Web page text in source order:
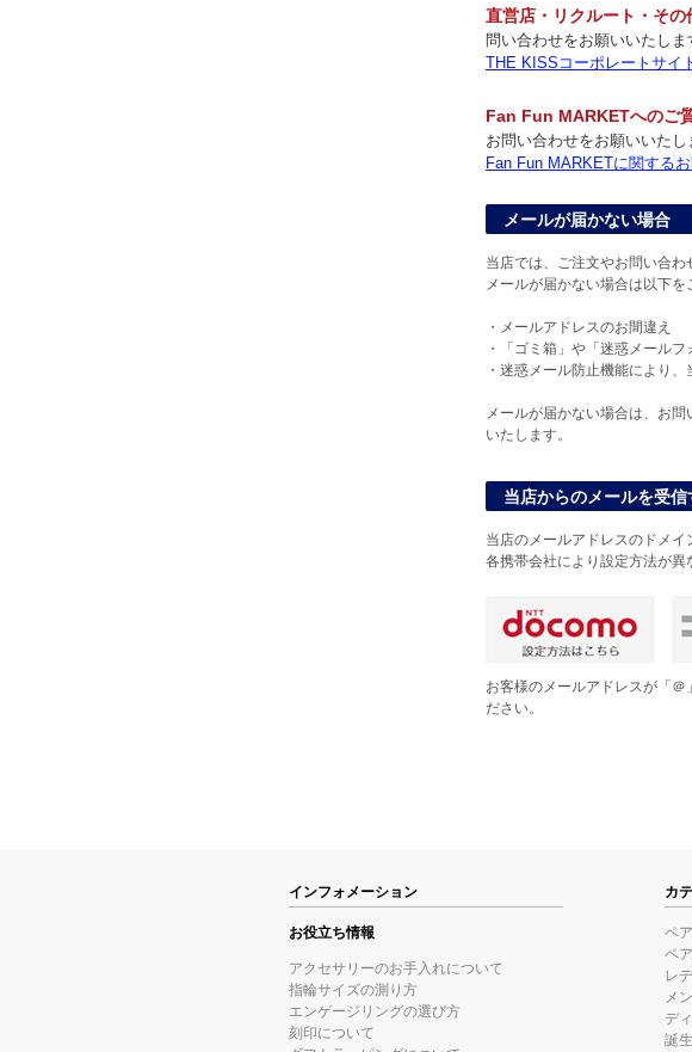
直営店・リクルート・そ
問い合わせをお願いいたしま
THE KISSコーポレートサイ
Fan Fun MARKETへのご
お問い合わせをお願いいたし
Fan Fun MARKETに関する
メールが届かない場合
当店では、ご注文やお問い合わ
メールが届かない場合は以下を
・メールアドレスのお間違え
・「ゴミ箱」や「迷惑メール
・迷惑メール防止機能により
メールが届かない場合は、お
いたします。
当店からのメールを受信
当店のメールアドレスのドメ
各携帯会社により設定方法が異
お客様のメールアドレスが「
ださい。
インフォメーション
お役立ち情報
アクセサリーのお手入れについて
指輪サイズの測り方
エンゲージリングの選び方
刻印について
カ
ペ
ペ
レ
メ
デ
誕